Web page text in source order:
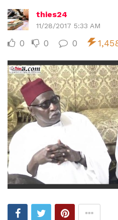
thies24
11/28/2017 5:33 AM
0 0 0